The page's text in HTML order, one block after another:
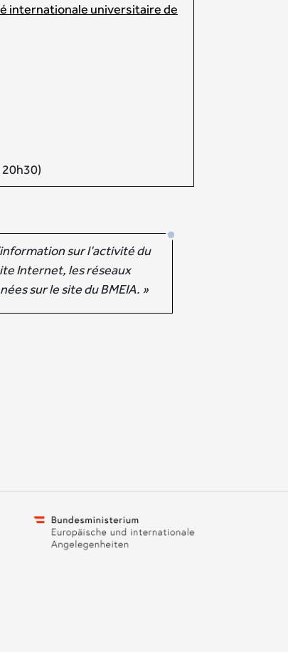
internationale universitaire de
sur l’activité du
Internet, les réseaux
sur le site du BMEIA. »